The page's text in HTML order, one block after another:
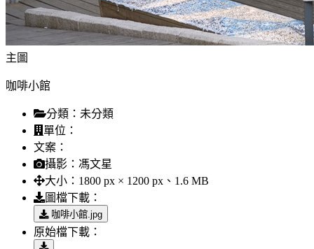
主圖
咖啡小館
分類： 未分類
單位：
文案：
攝影： 馮文星
大小： 1800 px × 1200 px、1.6 MB
圖檔下載：
咖啡小館.jpg
原始檔下載：